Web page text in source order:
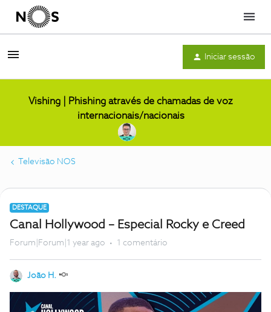
Menu
Iniciar sessão
Vishing | Phishing através de chamadas de voz
internacionais/nacionais
Televisão NOS
DESTAQUE
Canal Hollywood – Especial Rocky e Creed
Forum|Forum|1 year ago 1 comentário
João H.